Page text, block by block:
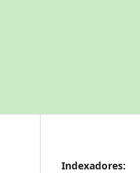
Indexadores: